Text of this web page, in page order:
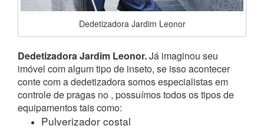
Dedetizadora Jardim Leonor
Dedetizadora Jardim Leonor.Já imaginou seu
imóvel com algum tipo de inseto, se isso acontecer
conte com a dedetizadora somos especialistas em
controle de pragas no , possuímos todos os tipos de
equipamentos tais como:
Pulverizador costal